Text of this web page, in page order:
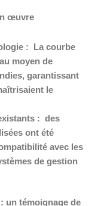
œuvre
: La courbe
moyen de
garantissant
le
: des
ont été
avec les
de gestion
un témoignage de